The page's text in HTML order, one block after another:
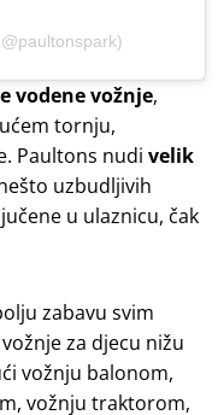
vodene vožnje,
tornju,
Paultons nudi velik
uzbudljivih
u ulaznicu, čak
zabavu svim
za djecu nižu
vožnju balonom,
vožnju traktorom,